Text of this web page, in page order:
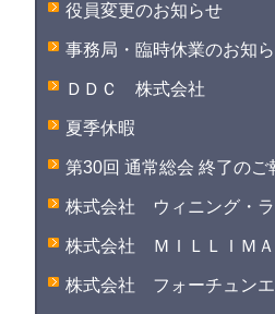
役員変更のお知らせ
事務局・臨時休業のお知
ＤＤＣ 株式会社
夏季休暇
第30回 通常総会 終了のご
株式会社 ウィニング・
株式会社 ＭＩＬＬＩＭＡ
株式会社 フォーチュンエ